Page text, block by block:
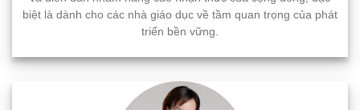
biệt là dành cho các nhà giáo dục về tầm quan trọng của phát
triển bền vững.